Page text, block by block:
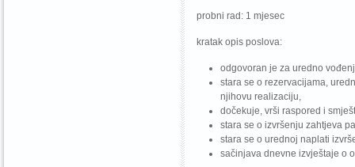
probni rad: 1 mjesec
kratak opis poslova:
odgovoran je za uredno
stara se o rezervacijama,
njihovu realizaciju,
dočekuje, vrši raspored i
stara se o izvršenju zahtjeva
stara se o urednoj naplati
sačinjava dnevne izvještaje o